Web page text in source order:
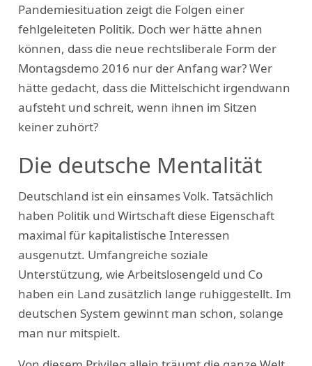
Pandemiesituation zeigt die Folgen einer
fehlgeleiteten Politik. Doch wer hätte ahnen
können, dass die neue rechtsliberale Form der
Montagsdemo 2016 nur der Anfang war? Wer
hätte gedacht, dass die Mittelschicht irgendwann
aufsteht und schreit, wenn ihnen im Sitzen
keiner zuhört?
Die deutsche Mentalität
Deutschland ist ein einsames Volk. Tatsächlich
haben Politik und Wirtschaft diese Eigenschaft
maximal für kapitalistische Interessen
ausgenutzt. Umfangreiche soziale
Unterstützung, wie Arbeitslosengeld und Co
haben ein Land zusätzlich lange ruhiggestellt. Im
deutschen System gewinnt man schon, solange
man nur mitspielt.